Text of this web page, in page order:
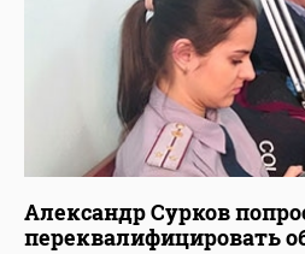
Александр Сурков
переквалифицировать